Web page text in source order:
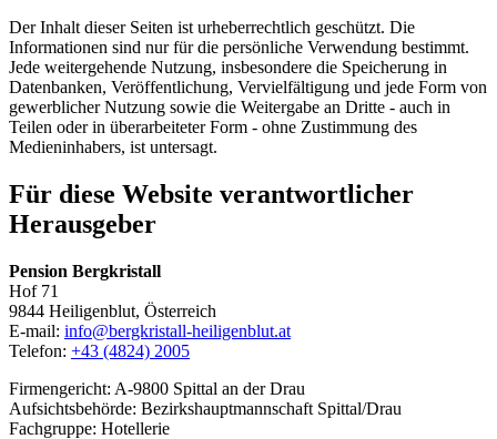
Der Inhalt dieser Seiten ist urheberrechtlich geschützt. Die
Informationen sind nur für die persönliche Verwendung bestimmt.
Jede weitergehende Nutzung, insbesondere die Speicherung in
Datenbanken, Veröffentlichung, Vervielfältigung und jede Form von
gewerblicher Nutzung sowie die Weitergabe an Dritte - auch in
Teilen oder in überarbeiteter Form - ohne Zustimmung des
Medieninhabers, ist untersagt.
Für diese Website verantwortlicher
Herausgeber
Pension Bergkristall
Hof 71
9844 Heiligenblut, Österreich
E-mail: info@bergkristall-heiligenblut.at
Telefon: +43 (4824) 2005
Firmengericht: A-9800 Spittal an der Drau
Aufsichtsbehörde: Bezirkshauptmannschaft Spittal/Drau
Fachgruppe: Hotellerie